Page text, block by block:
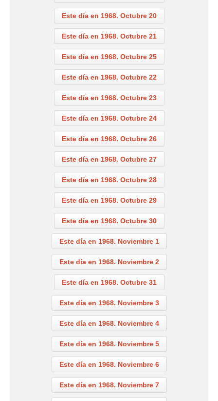
Este día en 1968. Octubre 20
Este día en 1968. Octubre 21
Este día en 1968. Octubre 25
Este día en 1968. Octubre 22
Este día en 1968. Octubre 23
Este día en 1968. Octubre 24
Este día en 1968. Octubre 26
Este día en 1968. Octubre 27
Este día en 1968. Octubre 28
Este día en 1968. Octubre 29
Este día en 1968. Octubre 30
Este día en 1968. Noviembre 1
Este día en 1968. Noviembre 2
Este día en 1968. Octubre 31
Este día en 1968. Noviembre 3
Este día en 1968. Noviembre 4
Este día en 1968. Noviembre 5
Este día en 1968. Noviembre 6
Este día en 1968. Noviembre 7